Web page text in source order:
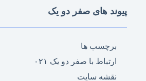
پیوند های صفر دو یک
برچسب ها
ارتباط با صفر دو یک ۰۲۱
نقشه سایت